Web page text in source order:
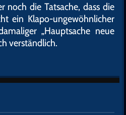
noch die Tatsache, dass die
ein Klapo-ungewöhnlicher
„Hauptsache neue
verständlich.